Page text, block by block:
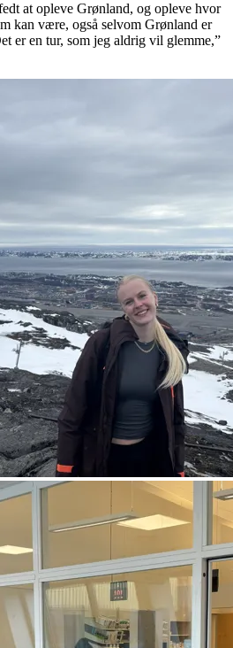
at opleve Grønland, og opleve hvor
kan være, også selvom Grønland er
er en tur, som jeg aldrig vil glemme,”